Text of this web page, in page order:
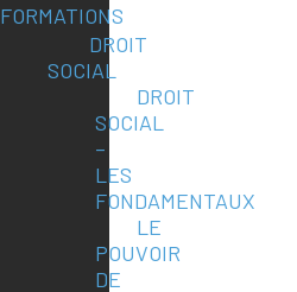
FORMATIONS
DROIT
SOCIAL
DROIT
SOCIAL
–
LES
FONDAMENTAUX
LE
POUVOIR
DE